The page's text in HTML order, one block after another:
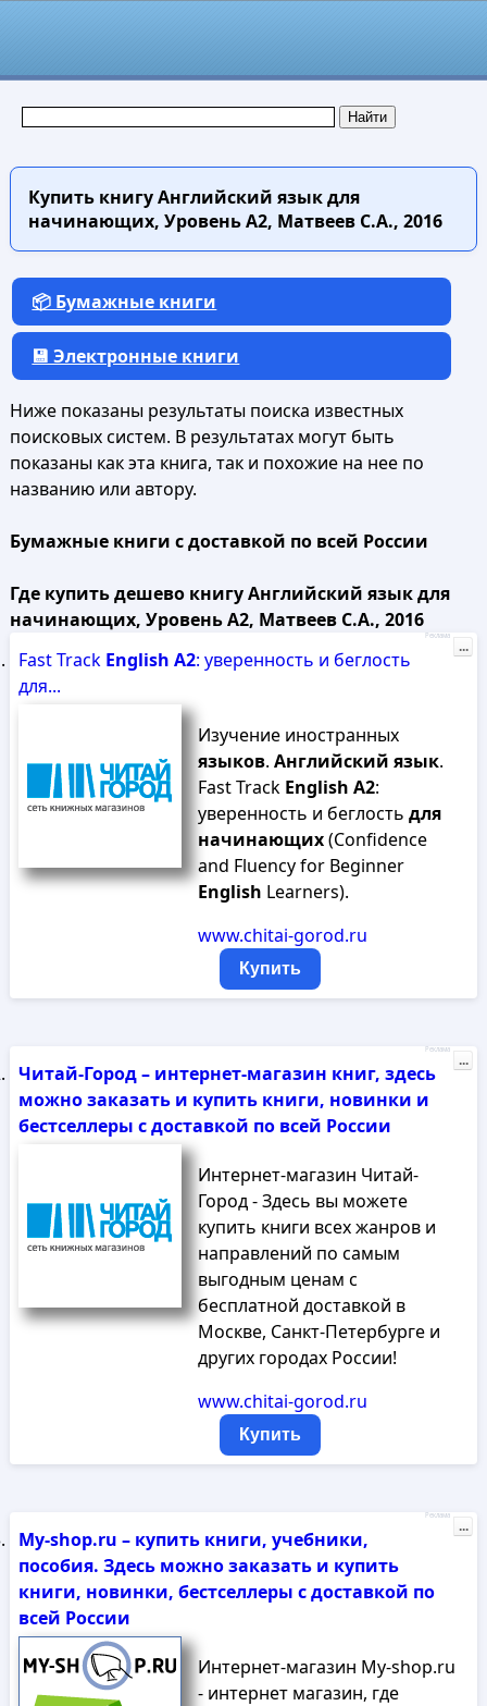
Купить книгуАнглийский язык для
начинающих, Уровень А2, Матвеев С.А., 2016
📦 Бумажные книги
💾 Электронные книги
Ниже показаны результаты поиска известных
поисковых систем. В результатах могут быть
показаны как эта книга, так и похожие на нее по
названию или автору.
Бумажные книги с доставкой по всей России
Где купить дешево книгу Английский язык для
начинающих, Уровень А2, Матвеев С.А., 2016
Fast Track English A2: уверенность и беглость
для...
Изучение иностранных
языков. Английский язык.
Fast Track English A2:
уверенность и беглость для
начинающих(Confidence
and Fluency for Beginner
English Learners).
www.chitai-gorod.ru
Купить
Реклама
...
Читай-Город – интернет-магазин книг, здесь
можно заказать и купить книги, новинки и
бестселлеры с доставкой по всей России
Интернет-магазин Читай-
Город - Здесь вы можете
купить книги всех жанров и
направлений по самым
выгодным ценам с
бесплатной доставкой в
Москве, Санкт-Петербурге и
других городах России!
www.chitai-gorod.ru
Купить
Реклама
...
My-shop.ru – купить книги, учебники,
пособия. Здесь можно заказать и купить
книги, новинки, бестселлеры с доставкой по
всей России
Интернет-магазин My-shop.ru
- интернет магазин, где
Реклама
...